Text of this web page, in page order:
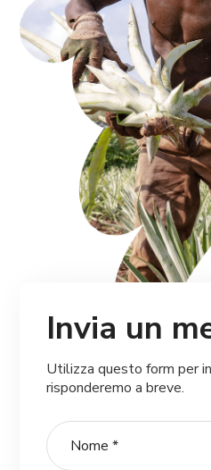
Invia un
Utilizza questo form per
risponderemo a breve.